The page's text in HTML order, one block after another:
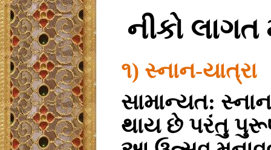
નીકો લાગત
૧) સ્નાન-યાત્રા
સામાન્યત:
થાય છે પરંતુ